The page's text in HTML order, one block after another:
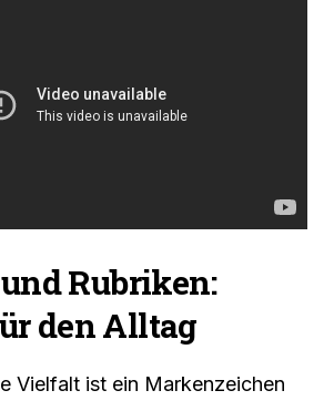
Rubriken:
den Alltag
Vielfalt ist ein Markenzeichen